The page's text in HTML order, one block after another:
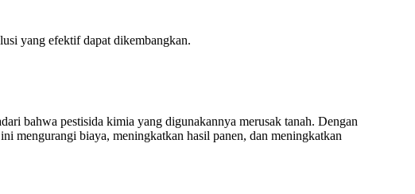
yang efektif dapat dikembangkan.
bahwa pestisida kimia yang digunakannya merusak tanah. Dengan
mengurangi biaya, meningkatkan hasil panen, dan meningkatkan